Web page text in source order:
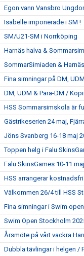
Egon vann Vansbro
Isabelle imponerade i SM !
SM/U21-SM i Norrköping
Harnäs halva &
SommarSimiaden &
Fina simningar på DM,
DM, UDM & Para-DM /
HSS Sommarsimskola är
Gästrikeserien 24 maj,
Jöns Svanberg 16-18 maj
Toppen helg i Falu
Falu SkinsGames 10-11
HSS arrangerar
Välkommen 26/4 till HSS
Fina simningar i Swim
Swim Open Stockholm
Årsmöte på vårt vackra
Dubbla tävlingar i helgen /